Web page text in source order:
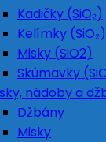
Kadičky (SiO₂)
Kelímky (SiO₂)
Misky (SiO2)
Skúmavky
nádoby a
Džbány
Misky